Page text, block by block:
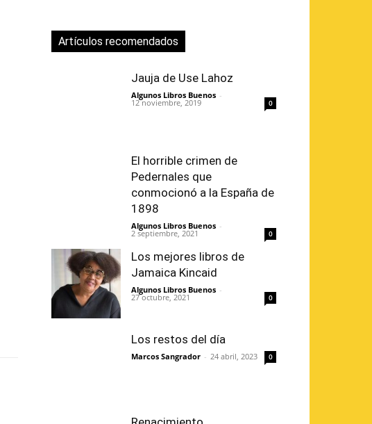
Artículos recomendados
Jauja de Use Lahoz
Algunos Libros Buenos -
12 noviembre, 2019 0
El horrible crimen de
Pedernales que
conmocionó a la España de
1898
Algunos Libros Buenos -
2 septiembre, 2021 0
Los mejores libros de
Jamaica Kincaid
Algunos Libros Buenos -
27 octubre, 2021 0
Los restos del día
Marcos Sangrador - 24 abril, 2023 0